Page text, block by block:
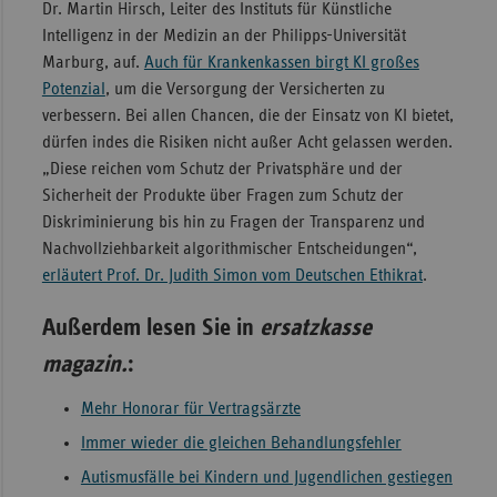
Dr. Martin Hirsch,
Leiter des Instituts für Künstliche
Intelligenz in der Medizin an der Philipps-Universität
Marburg, auf. Auch für Krankenkassen birgt KI großes
Potenzial , um die Versorgung der Versicherten zu
verbessern. Bei allen Chancen, die der Einsatz von KI bietet,
dürfen indes die Risiken nicht außer Acht gelassen werden.
„Diese reichen vom Schutz der Privatsphäre und der
Sicherheit der Produkte über Fragen zum Schutz der
Diskriminierung bis hin zu Fragen der Transparenz und
Nachvollziehbarkeit algorithmischer Entscheidungen“,
erläutert Prof. Dr. Judith Simon vom Deutschen Ethikrat.
Außerdem lesen Sie in ersatzkasse
magazin.:
Mehr Honorar für Vertragsärzte
Immer wieder die gleichen Behandlungsfehler
Autismusfälle bei Kindern und Jugendlichen gestiegen